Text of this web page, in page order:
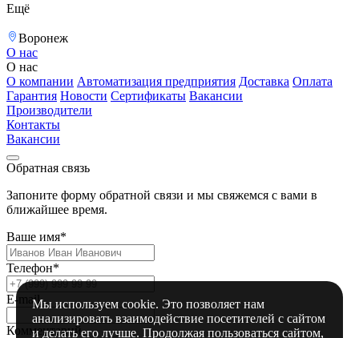
Ещё
Воронеж
О нас
О нас
О компании Автоматизация предприятия Доставка Оплата
Гарантия Новости Сертификаты Вакансии
Производители
Контакты
Вакансии
Обратная связь
Запоните форму обратной связи и мы свяжемся с вами в
ближайшее время.
Ваше имя*
Телефон*
E-mail
Комментарий
Мы используем cookie. Это позволяет нам
анализировать взаимодействие посетителей с сайтом
и делать его лучше. Продолжая пользоваться сайтом,